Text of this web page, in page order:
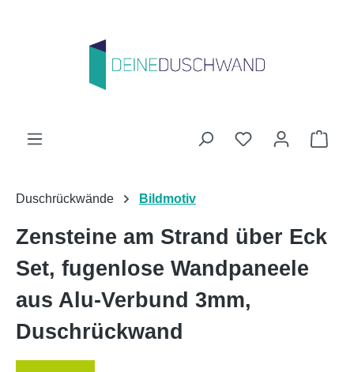
Du hast 0
Duschrückwände Bildmotiv
Zensteine am Strand über Eck
Set, fugenlose Wandpaneele
aus Alu-Verbund 3mm,
Duschrückwand